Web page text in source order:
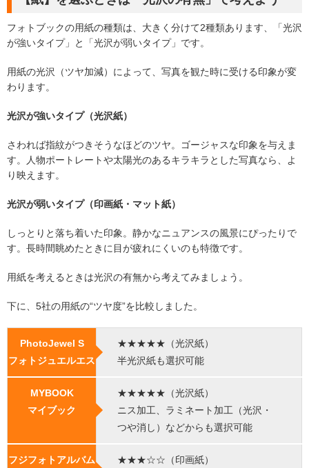
フォトブックの用紙の種類は、大きく分けて2種類あります、「光沢
が強いタイプ」と「光沢が弱いタイプ」です。
用紙の光沢（ツヤ加減）によって、写真を観た時に受ける印象が変
わります。
光沢が強いタイプ（光沢紙）
さわれば指紋がつきそうなほどのツヤ。ゴージャスな印象を与えま
す。人物ポートレートや太陽光のあるキラキラとした写真なら、よ
り映えます。
光沢が弱いタイプ（印画紙・マット紙）
しっとりと落ち着いた印象。静かなニュアンスの風景にぴったりで
す。長時間眺めたときに目が疲れにくいのも特徴です。
用紙を考えるときは光沢の有無から考えてみましょう。
下に、5社の用紙の“ツヤ度”を比較しました。
PhotoJewel S
フォトジュエルエス
★★★★★（光沢紙）
半光沢紙も選択可能
MYBOOK
マイブック
★★★★★（光沢紙）
ニス加工、ラミネート加工（光沢・
つや消し）などからも選択可能
フジフォトアルバム
★★★☆☆（印画紙）